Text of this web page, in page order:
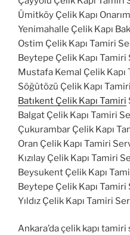
Ümitköy Çelik Kapı
Yenimahalle Çelik Kapı
Ostim Çelik Kapı Tamiri
Beytepe Çelik Kapı Tamiri
Mustafa Kemal Çelik Kapı
Söğütözü Çelik Kapı
Batıkent Çelik Kapı Tamiri
Balgat Çelik Kapı Tamiri
Çukurambar Çelik Kapı
Oran Çelik Kapı Tamiri
Kızılay Çelik Kapı Tamiri
Beysukent Çelik Kapı
Beytepe Çelik Kapı Tamiri
Yıldız Çelik Kapı Tamiri
Ankara’da çelik kapı